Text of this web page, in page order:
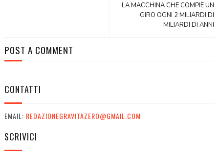
LA MACCHINA CHE COMPIE UN
GIRO OGNI 2 MILIARDI DI
MILIARDI DI ANNI
POST A COMMENT
CONTATTI
EMAIL: REDAZIONEGRAVITAZERO@GMAIL.COM
SCRIVICI